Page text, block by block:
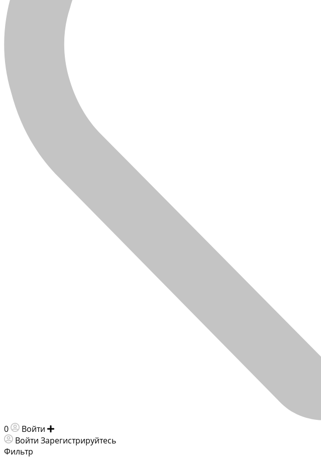
0 Войти
Войти Зарегистрируйтесь
Фильтр